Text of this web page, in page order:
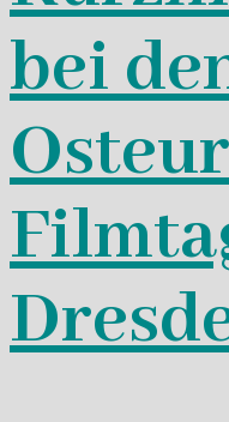
bei